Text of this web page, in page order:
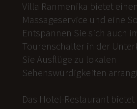
Villa Ranmenika bietet einen
Massageservice und eine
Entspannen Sie sich auch
Tourenschalter in der
Sie Ausflüge zu lokalen
Sehenswürdigkeiten
Das Hotel-Restaurant bietet